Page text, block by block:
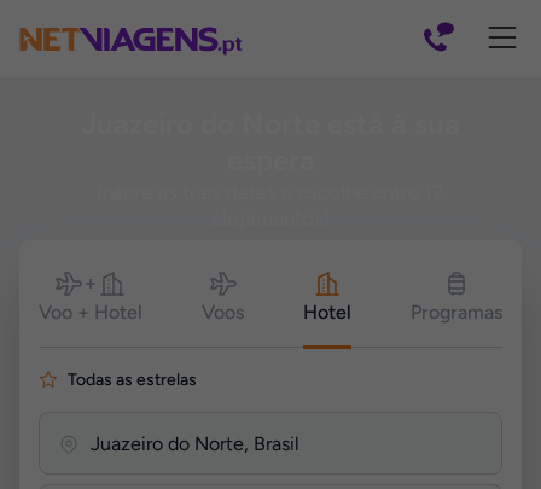
Pesquisar
Voo + Hotel Voos Hotel Programas
Todas as estrelas